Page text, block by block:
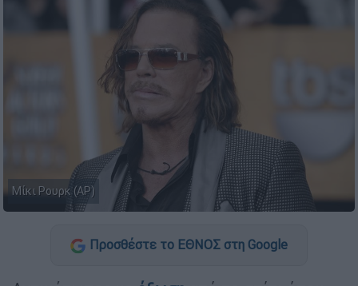
Μίκι Ρουρκ (AP)
Προσθέστε το ΕΘΝΟΣ στη Google